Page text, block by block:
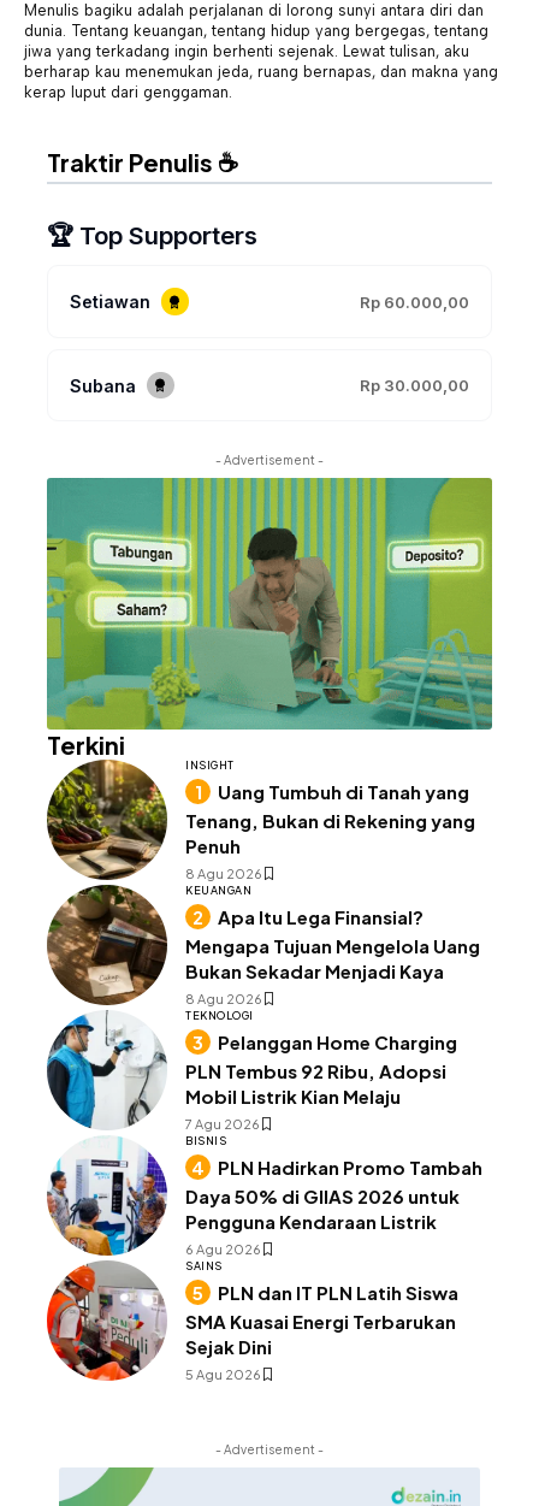
Menulis bagiku adalah perjalanan di lorong sunyi antara diri dan
dunia. Tentang keuangan, tentang hidup yang bergegas, tentang
jiwa yang terkadang ingin berhenti sejenak. Lewat tulisan, aku
berharap kau menemukan jeda, ruang bernapas, dan makna yang
kerap luput dari genggaman.
Traktir Penulis ☕
🏆 Top Supporters
Setiawan Rp 60.000,00
Subana Rp 30.000,00
- Advertisement -
Terkini
INSIGHT
Uang Tumbuh di Tanah yang
Tenang, Bukan di Rekening yang
Penuh
8 Agu 2026
KEUANGAN
Apa Itu Lega Finansial?
Mengapa Tujuan Mengelola Uang
Bukan Sekadar Menjadi Kaya
8 Agu 2026
TEKNOLOGI
Pelanggan Home Charging
PLN Tembus 92 Ribu, Adopsi
Mobil Listrik Kian Melaju
7 Agu 2026
BISNIS
PLN Hadirkan Promo Tambah
Daya 50% di GIIAS 2026 untuk
Pengguna Kendaraan Listrik
6 Agu 2026
SAINS
PLN dan IT PLN Latih Siswa
SMA Kuasai Energi Terbarukan
Sejak Dini
5 Agu 2026
- Advertisement -